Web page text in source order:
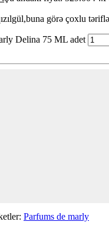
görə çoxlu
Delina 75 ML adet
Parfums de marly